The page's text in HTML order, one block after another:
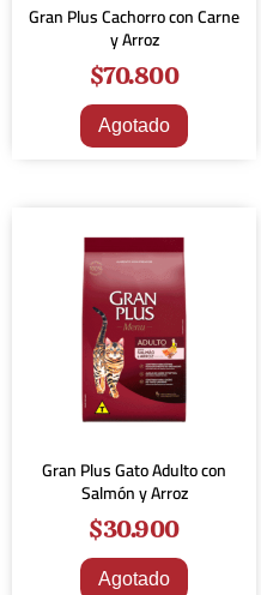
Gran Plus Cachorro con Carne
y Arroz
$70.800
Agotado
Gran Plus Gato Adulto con
Salmón y Arroz
$30.900
Agotado